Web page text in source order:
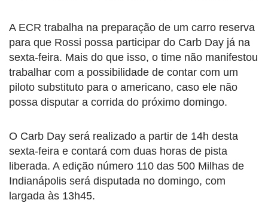
A ECR trabalha na preparação de um carro reserva
para que Rossi possa participar do Carb Day já na
sexta-feira. Mais do que isso, o time não manifestou
trabalhar com a possibilidade de contar com um
piloto substituto para o americano, caso ele não
possa disputar a corrida do próximo domingo.
O Carb Day será realizado a partir de 14h desta
sexta-feira e contará com duas horas de pista
liberada. A edição número 110 das 500 Milhas de
Indianápolis será disputada no domingo, com
largada às 13h45.